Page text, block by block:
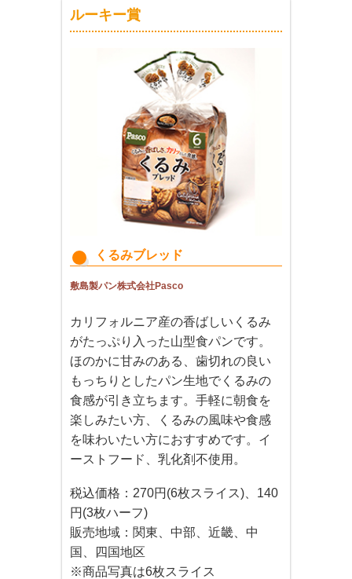
ルーキー賞
くるみブレッド
敷島製パン株式会社Pasco
カリフォルニア産の香ばしいくるみ
がたっぷり入った山型食パンです。
ほのかに甘みのある、歯切れの良い
もっちりとしたパン生地でくるみの
食感が引き立ちます。手軽に朝食を
楽しみたい方、くるみの風味や食感
を味わいたい方におすすめです。イ
ーストフード、乳化剤不使用。
税込価格：270円(6枚スライス)、140
円(3枚ハーフ)
販売地域：関東、中部、近畿、中
国、四国地区
※商品写真は6枚スライス